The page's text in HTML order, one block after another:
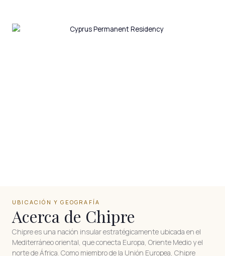
UBICACIÓN Y GEOGRAFÍA
Acerca de Chipre
Chipre es una nación insular estratégicamente ubicada en el
Mediterráneo oriental, que conecta Europa, Oriente Medio y el
norte de África. Como miembro de la Unión Europea, Chipre